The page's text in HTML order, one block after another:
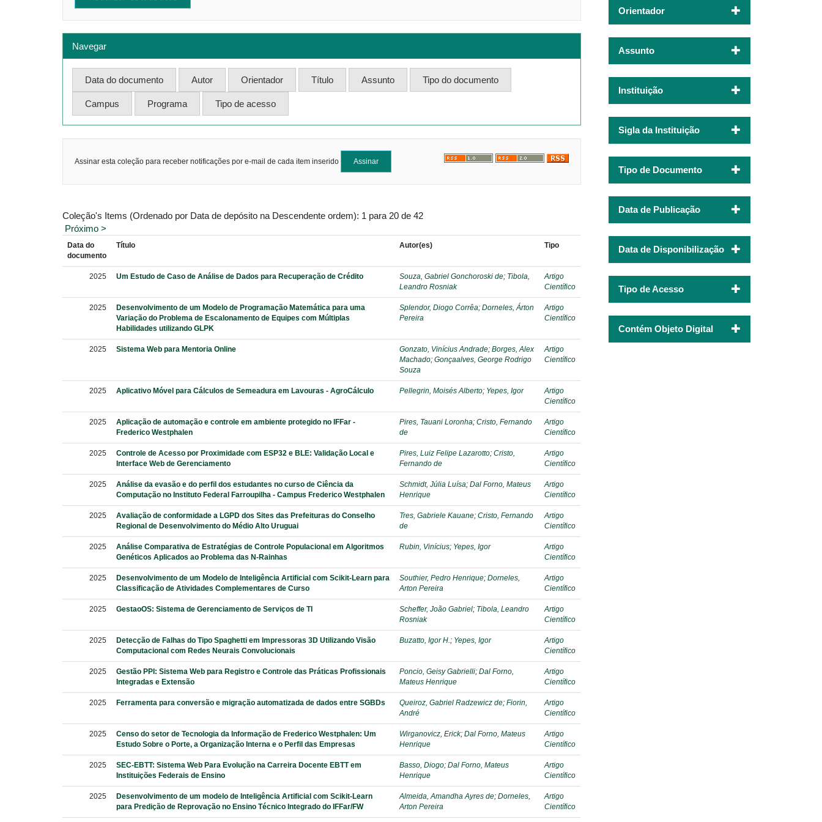
Navegar
Assinar esta coleção para receber notificações por e-mail de cada item inserido
Coleção's Items (Ordenado por Data de depósito na Descendente ordem): 1 para 20 de 42
Próximo >
Data do
documento
Título Autor(es) Tipo
2025 Um Estudo de Caso de Análise de Dados para Recuperação de Crédito Souza, Gabriel Gonchoroski de; Tibola,
Leandro Rosniak
Artigo
Científico
2025
Desenvolvimento de um Modelo de Programação Matemática para uma
Variação do Problema de Escalonamento de Equipes com Múltiplas
Habilidades utilizando GLPK
Splendor, Diogo Corrêa;Dorneles, Árton
Pereira
Artigo
Científico
2025 Sistema Web para Mentoria Online Gonzato, Vinícius Andrade;Borges, Alex
Machado;Gonçaalves, George Rodrigo
Souza
Artigo
Científico
2025 Aplicativo Móvel para Cálculos de Semeadura em Lavouras - AgroCálculo Pellegrin, Moisés Alberto; Yepes, Igor
Artigo
Científico
2025
Aplicação de automação e controle em ambiente protegido no IFFar -
Frederico Westphalen
Pires, Tauani Loronha;Cristo, Fernando
de
Artigo
Científico
2025
Controle de Acesso por Proximidade com ESP32 e BLE: Validação Local e
Interface Web de Gerenciamento
Pires, Luiz Felipe Lazarotto;Cristo,
Fernando de
Artigo
Científico
2025
Análise da evasão e do perfil dos estudantes no curso de Ciência da
Computação no Instituto Federal Farroupilha - Campus Frederico Westphalen
Schmidt, Júlia Luísa;Dal Forno, Mateus
Henrique
Artigo
Científico
2025
Avaliação de conformidade a LGPD dos Sites das Prefeituras do Conselho
Regional de Desenvolvimento do Médio Alto Uruguai
Tres, Gabriele Kauane;Cristo, Fernando
de
Artigo
Científico
2025
Análise Comparativa de Estratégias de Controle Populacional em Algoritmos
Genéticos Aplicados ao Problema das N-Rainhas
Rubin, Vinícius; Yepes, Igor
Artigo
Científico
2025
Desenvolvimento de um Modelo de Inteligência Artificial com Scikit-Learn para
Classificação de Atividades Complementares de Curso
Southier, Pedro Henrique;Dorneles,
Arton Pereira
Artigo
Científico
2025 GestaoOS: Sistema de Gerenciamento de Serviços de TI Scheffer, João Gabriel; Tibola, Leandro
Rosniak
Artigo
Científico
2025
Detecção de Falhas do Tipo Spaghetti em Impressoras 3D Utilizando Visão
Computacional com Redes Neurais Convolucionais
Buzatto, Igor H.; Yepes, Igor
Artigo
Científico
2025
Gestão PPI: Sistema Web para Registro e Controle das Práticas Profissionais
Integradas e Extensão
Poncio, Geisy Gabrielli;Dal Forno,
Mateus Henrique
Artigo
Científico
2025 Ferramenta para conversão e migração automatizada de dados entre SGBDs Queiroz, Gabriel Radzewicz de;Fiorin,
André
Artigo
Científico
2025
Censo do setor de Tecnologia da Informação de Frederico Westphalen: Um
Estudo Sobre o Porte, a Organização Interna e o Perfil das Empresas
Wirganovicz, Erick;Dal Forno, Mateus
Henrique
Artigo
Científico
2025
SEC-EBTT: Sistema Web Para Evolução na Carreira Docente EBTT em
Instituições Federais de Ensino
Basso, Diogo;Dal Forno, Mateus
Henrique
Artigo
Científico
2025
Desenvolvimento de um modelo de Inteligência Artificial com Scikit-Learn
para Predição de Reprovação no Ensino Técnico Integrado do IFFar/FW
Almeida, Amandha Ayres de;Dorneles,
Arton Pereira
Artigo
Científico
Orientador
Assunto
Instituição
Sigla da Instituição
Tipo de Documento
Data de Publicação
Data de Disponibilização
Tipo de Acesso
Contém Objeto Digital